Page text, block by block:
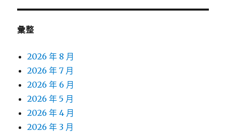
彙整
2026 年 8 月
2026 年 7 月
2026 年 6 月
2026 年 5 月
2026 年 4 月
2026 年 3 月